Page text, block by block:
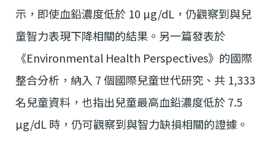
示，即使血鉛濃度低於 10 µg/dL，仍觀察到與兒
童智力表現下降相關的結果。另一篇發表於
《Environmental Health Perspectives》的國際
整合分析，納入 7 個國際兒童世代研究、共 1,333
名兒童資料，也指出兒童最高血鉛濃度低於 7.5
µg/dL 時，仍可觀察到與智力缺損相關的證據。